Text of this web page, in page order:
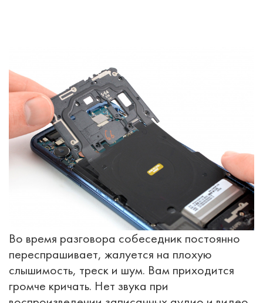
Во время разговора собеседник постоянно
переспрашивает, жалуется на плохую
слышимость, треск и шум. Вам приходится
громче кричать. Нет звука при